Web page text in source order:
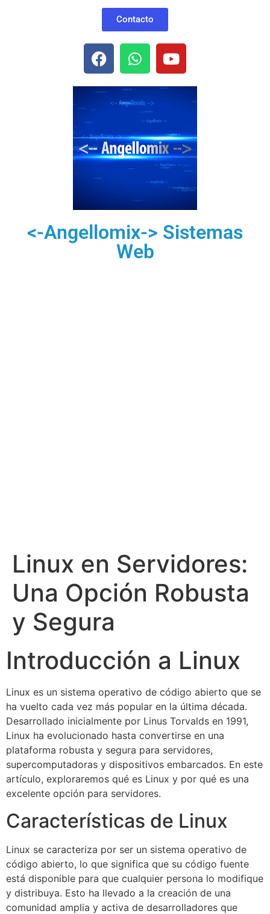
Contacto
<-Angellomix-> Sistemas
Web
Linux en Servidores:
Una Opción Robusta
y Segura
Introducción a Linux
Linux es un sistema operativo de código abierto que se
ha vuelto cada vez más popular en la última década.
Desarrollado inicialmente por Linus Torvalds en 1991,
Linux ha evolucionado hasta convertirse en una
plataforma robusta y segura para servidores,
supercomputadoras y dispositivos embarcados. En este
artículo, exploraremos qué es Linux y por qué es una
excelente opción para servidores.
Características de Linux
Linux se caracteriza por ser un sistema operativo de
código abierto, lo que significa que su código fuente
está disponible para que cualquier persona lo modifique
y distribuya. Esto ha llevado a la creación de una
comunidad amplia y activa de desarrolladores que